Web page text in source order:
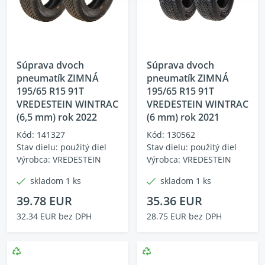
Súprava dvoch
pneumatík ZIMNÁ
195/65 R15 91T
VREDESTEIN WINTRAC
(6,5 mm) rok 2022
Kód: 141327
Stav dielu: použitý diel
Výrobca: VREDESTEIN
skladom 1 ks
39.78 EUR
32.34 EUR bez DPH
Súprava dvoch
pneumatík ZIMNÁ
195/65 R15 91T
VREDESTEIN WINTRAC
(6 mm) rok 2021
Kód: 130562
Stav dielu: použitý diel
Výrobca: VREDESTEIN
skladom 1 ks
35.36 EUR
28.75 EUR bez DPH